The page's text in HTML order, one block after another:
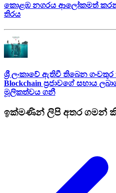
කොළඹ නගරය ආලෝකමත් කරන
තිරය
ශ්‍රී ලංකාවේ ඇතිවී තිබෙන
Blockchain ප්‍රජාවගේ සහාය
මූලිකත්වය ග​නී
ඉක්මණින් ලිපි අතර ගමන්